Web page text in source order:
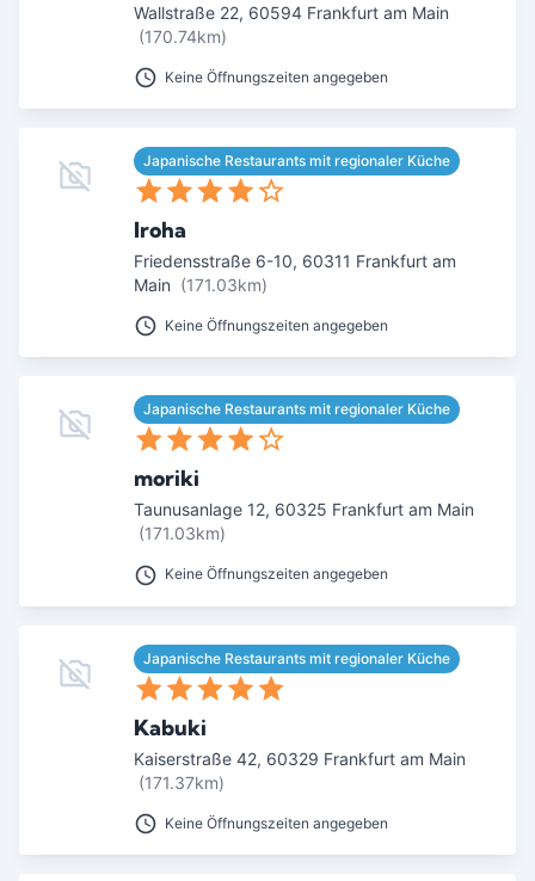
Wallstraße 22, 60594 Frankfurt am Main
(170.74km)
Keine Öffnungszeiten angegeben
Japanische Restaurants mit regionaler Küche
Iroha
Friedensstraße 6-10, 60311 Frankfurt am
Main (171.03km)
Keine Öffnungszeiten angegeben
Japanische Restaurants mit regionaler Küche
moriki
Taunusanlage 12, 60325 Frankfurt am Main
(171.03km)
Keine Öffnungszeiten angegeben
Japanische Restaurants mit regionaler Küche
Kabuki
Kaiserstraße 42, 60329 Frankfurt am Main
(171.37km)
Keine Öffnungszeiten angegeben